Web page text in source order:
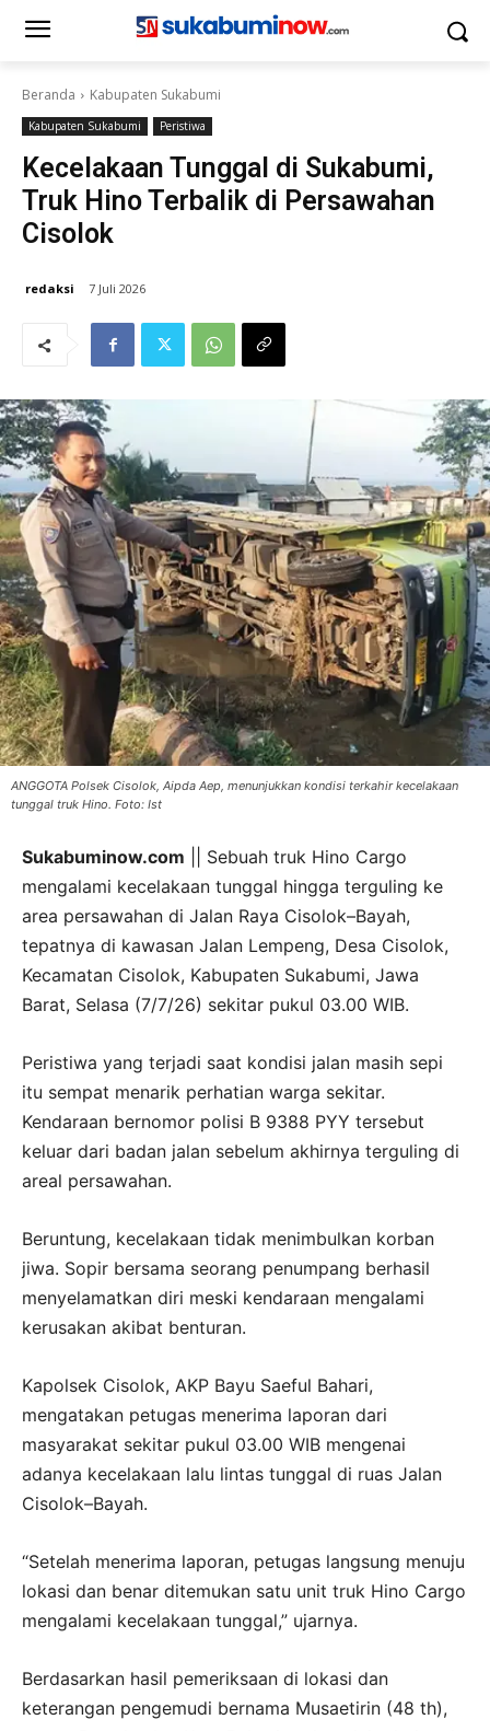
Beranda Kabupaten Sukabumi
Kabupaten Sukabumi Peristiwa
Kecelakaan Tunggal di Sukabumi,
Truk Hino Terbalik di Persawahan
Cisolok
redaksi 7 Juli 2026
ANGGOTA Polsek Cisolok, Aipda Aep, menunjukkan kondisi terkahir kecelakaan
tunggal truk Hino. Foto: Ist
Sukabuminow.com || Sebuah truk Hino Cargo
mengalami kecelakaan tunggal hingga terguling ke
area persawahan di Jalan Raya Cisolok–Bayah,
tepatnya di kawasan Jalan Lempeng, Desa Cisolok,
Kecamatan Cisolok, Kabupaten Sukabumi, Jawa
Barat, Selasa (7/7/26) sekitar pukul 03.00 WIB.
Peristiwa yang terjadi saat kondisi jalan masih sepi
itu sempat menarik perhatian warga sekitar.
Kendaraan bernomor polisi B 9388 PYY tersebut
keluar dari badan jalan sebelum akhirnya terguling di
areal persawahan.
Beruntung, kecelakaan tidak menimbulkan korban
jiwa. Sopir bersama seorang penumpang berhasil
menyelamatkan diri meski kendaraan mengalami
kerusakan akibat benturan.
Kapolsek Cisolok, AKP Bayu Saeful Bahari,
mengatakan petugas menerima laporan dari
masyarakat sekitar pukul 03.00 WIB mengenai
adanya kecelakaan lalu lintas tunggal di ruas Jalan
Cisolok–Bayah.
“Setelah menerima laporan, petugas langsung menuju
lokasi dan benar ditemukan satu unit truk Hino Cargo
mengalami kecelakaan tunggal,” ujarnya.
Berdasarkan hasil pemeriksaan di lokasi dan
keterangan pengemudi bernama Musaetirin (48 th),